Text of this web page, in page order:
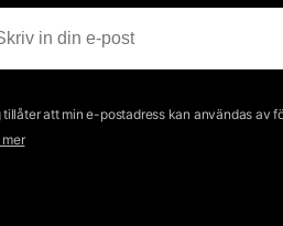
tillåter att min e-postadress kan användas av
mer